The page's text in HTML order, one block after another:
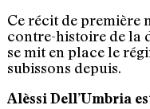
Ce récit de première
contre-histoire de la
se mit en place le
subissons depuis.
Alèssi Dell’Umbria